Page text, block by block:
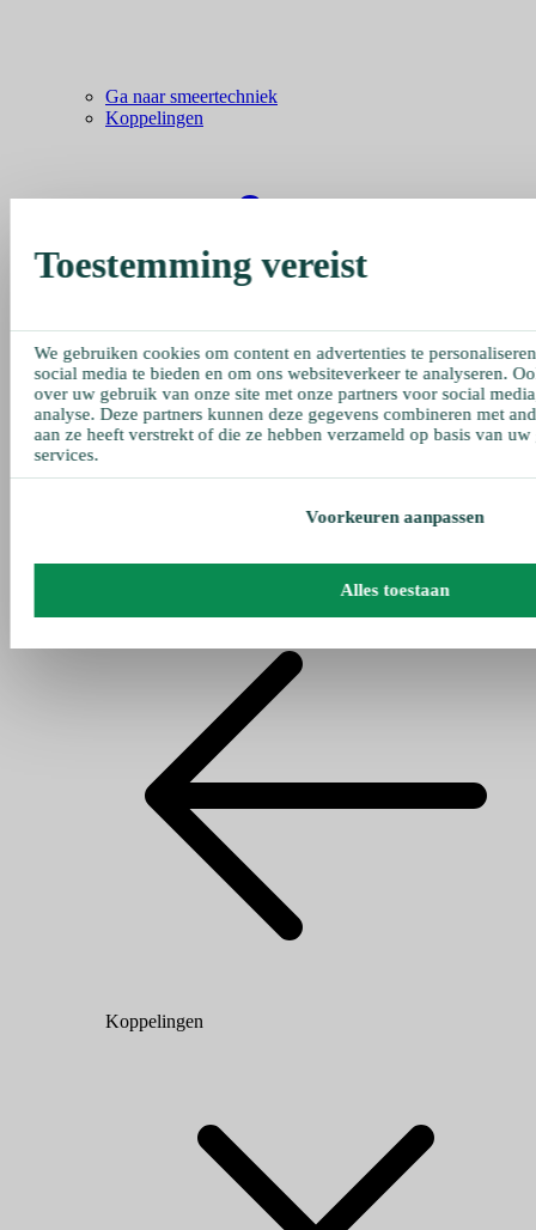
Ga naar smeertechniek
Koppelingen
Koppelingen
Toestemming vereist
We gebruiken cookies om content en advertenties te
social media te bieden en om ons websiteverkeer te analyseren.
over uw gebruik van onze site met onze partners voor social
analyse. Deze partners kunnen deze gegevens combineren met
aan ze heeft verstrekt of die ze hebben verzameld op basis van
services.
Voorkeuren aanpassen
Alles toestaan